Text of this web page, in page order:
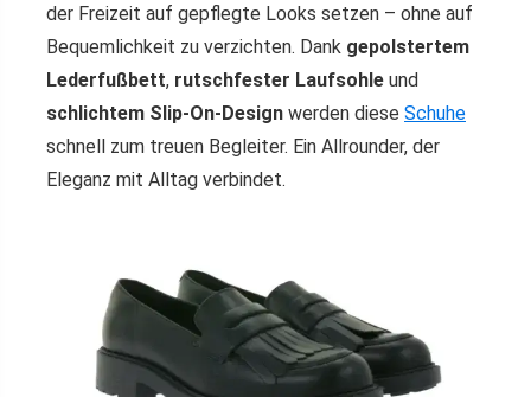
der Freizeit auf gepflegte Looks setzen – ohne auf
Bequemlichkeit zu verzichten. Dank gepolstertem
Lederfußbett, rutschfester Laufsohle und
schlichtem Slip-On-Design werden diese Schuhe
schnell zum treuen Begleiter. Ein Allrounder, der
Eleganz mit Alltag verbindet.